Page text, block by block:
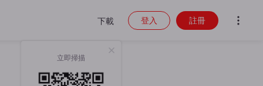
下載
立即掃描
登入 註冊